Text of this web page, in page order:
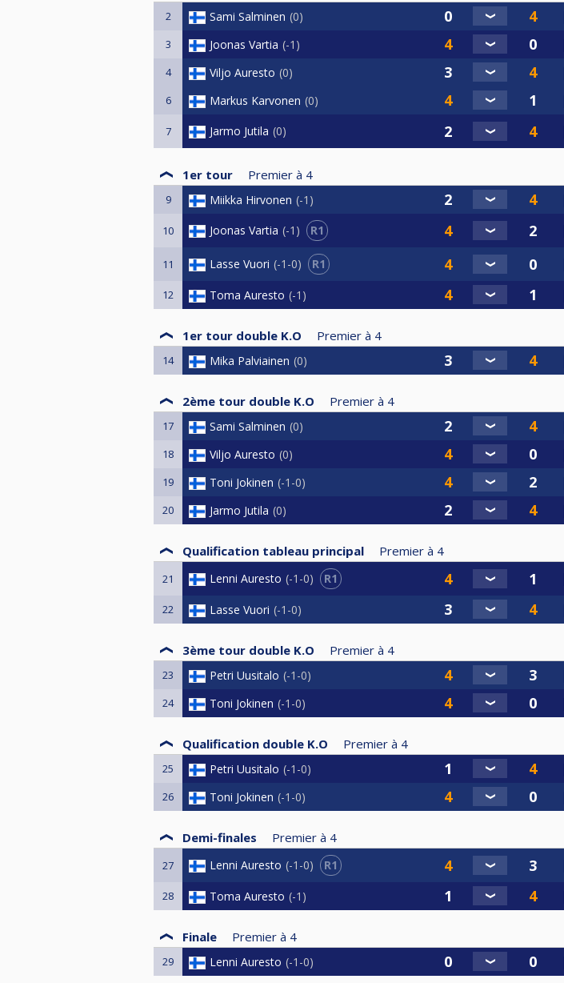
2 Sami Salminen 0
3 Joonas Vartia -1
4 Viljo Auresto 0
6 Markus Karvonen 0
7 Jarmo Jutila 0
1er tour Premier à 4
9 Miikka Hirvonen -1
10 Joonas Vartia -1 R1
11 Lasse Vuori -1-0 R1
12 Toma Auresto -1
1er tour double K.O Premier à 4
14 Mika Palviainen 0
2ème tour double K.O Premier à 4
17 Sami Salminen 0
18 Viljo Auresto 0
19 Toni Jokinen -1-0
20 Jarmo Jutila 0
Qualification tableau principal Premier à 4
21 Lenni Auresto -1-0 R1
22 Lasse Vuori -1-0
3ème tour double K.O Premier à 4
23 Petri Uusitalo -1-0
24 Toni Jokinen -1-0
Qualification double K.O Premier à 4
25 Petri Uusitalo -1-0
26 Toni Jokinen -1-0
Demi-finales Premier à 4
27 Lenni Auresto -1-0 R1
28 Toma Auresto -1
Finale Premier à 4
29 Lenni Auresto -1-0